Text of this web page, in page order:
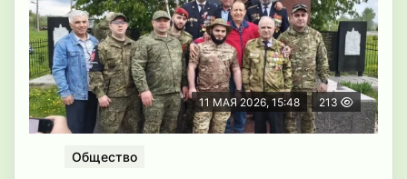
11 МАЯ 2026, 15:48 213
Общество